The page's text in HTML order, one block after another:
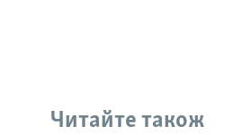
Читайте також